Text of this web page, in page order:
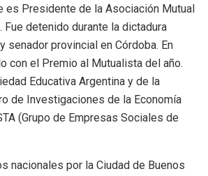
es Presidente de la Asociación Mutual
Fue detenido durante la dictadura
senador provincial en Córdoba. En
con el Premio al Mutualista del año.
Educativa Argentina y de la
de Investigaciones de la Economía
(Grupo de Empresas Sociales de
nacionales por la Ciudad de Buenos